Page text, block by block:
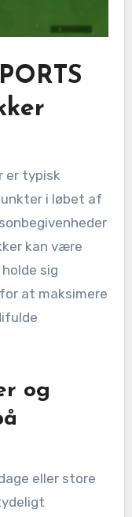
er typisk
i løbet af
kan være
sig
at maksimere
og
eller store